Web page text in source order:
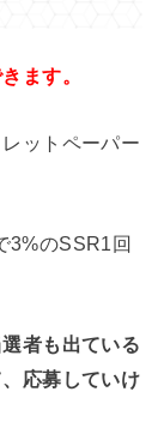
ます。
ットペーパー
3%のSSR1回
者も出ている
応募していけ